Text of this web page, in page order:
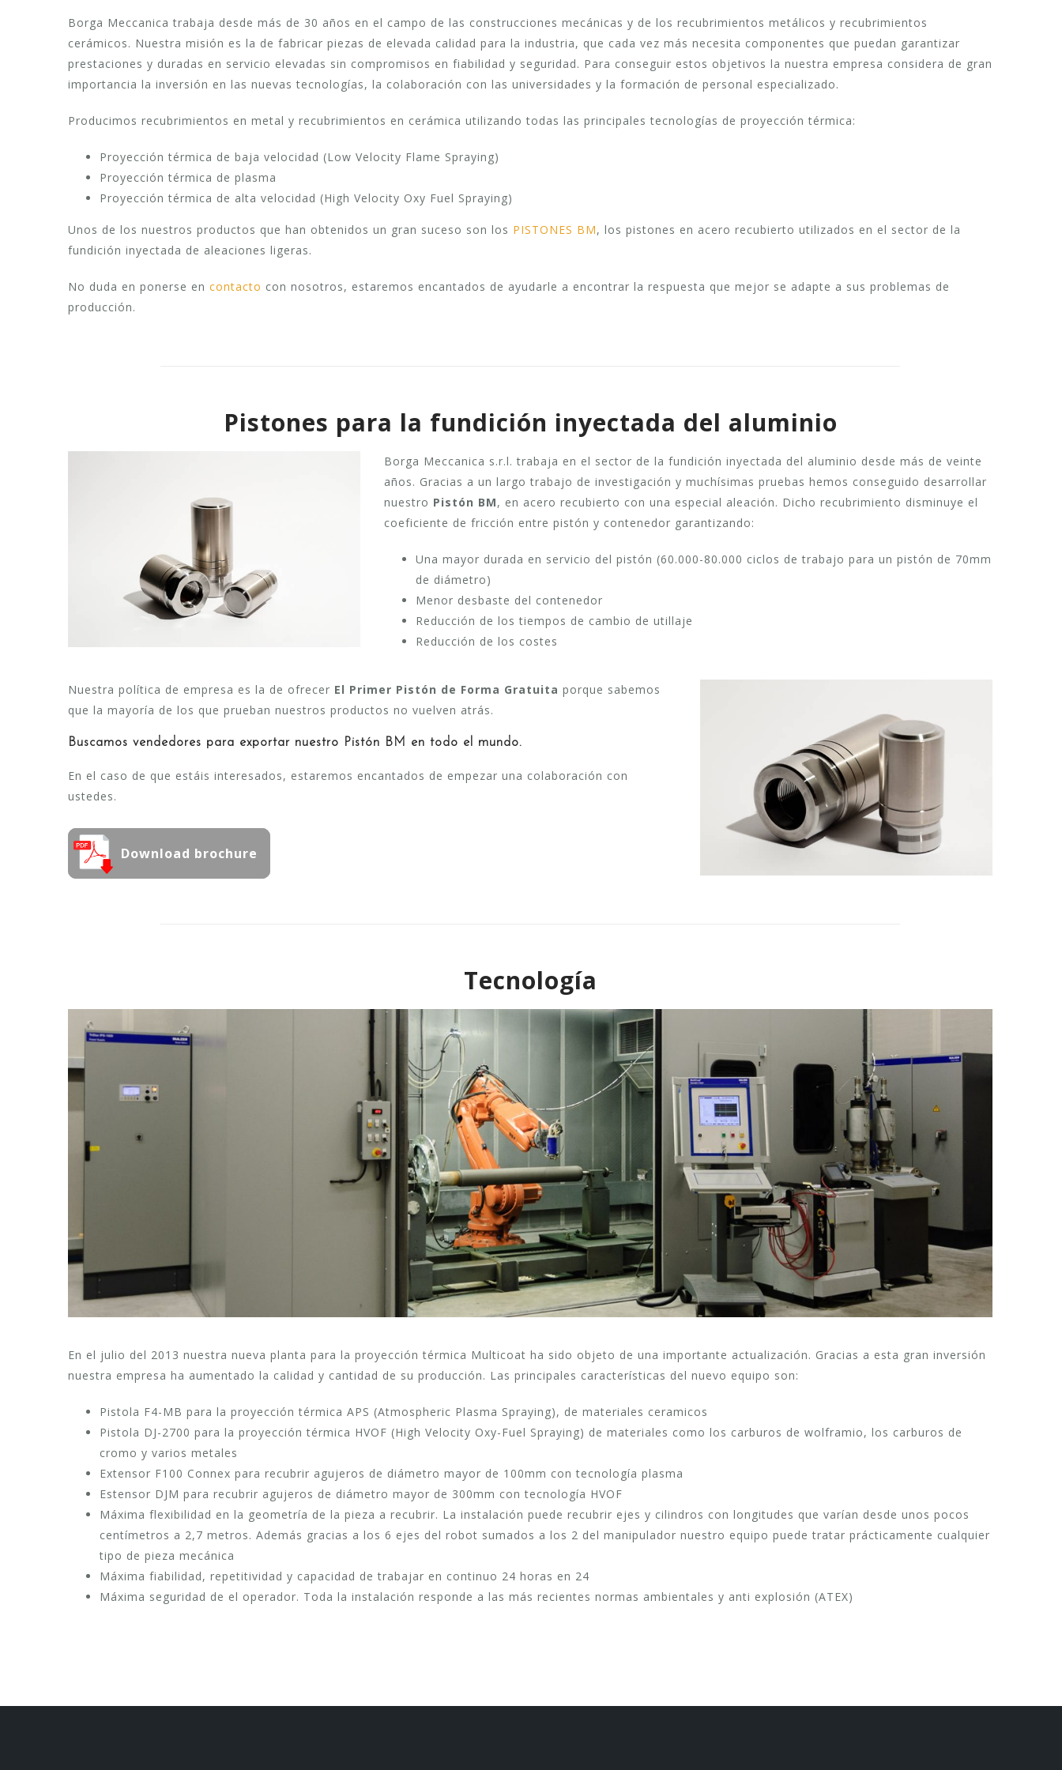
Borga Meccanica trabaja desde más de 30 años en el campo de las construcciones mecánicas y de los recubrimientos metálicos y recubrimientos
cerámicos. Nuestra misión es la de fabricar piezas de elevada calidad para la industria, que cada vez más necesita componentes que puedan garantizar
prestaciones y duradas en servicio elevadas sin compromisos en fiabilidad y seguridad. Para conseguir estos objetivos la nuestra empresa considera de gran
importancia la inversión en las nuevas tecnologías, la colaboración con las universidades y la formación de personal especializado.
Producimos recubrimientos en metal y recubrimientos en cerámica utilizando todas las principales tecnologías de proyección térmica:
Proyección térmica de baja velocidad (Low Velocity Flame Spraying)
Proyección térmica de plasma
Proyección térmica de alta velocidad (High Velocity Oxy Fuel Spraying)
Unos de los nuestros productos que han obtenidos un gran suceso son los PISTONES BM, los pistones en acero recubierto utilizados en el sector de la
fundición inyectada de aleaciones ligeras.
No duda en ponerse en contacto con nosotros, estaremos encantados de ayudarle a encontrar la respuesta que mejor se adapte a sus problemas de
producción.
Pistones para la fundición inyectada del aluminio
Borga Meccanica s.r.l. trabaja en el sector de la fundición inyectada del aluminio desde más de veinte
años. Gracias a un largo trabajo de investigación y muchísimas pruebas hemos conseguido desarrollar
nuestro Pistón BM, en acero recubierto con una especial aleación. Dicho recubrimiento disminuye el
coeficiente de fricción entre pistón y contenedor garantizando:
Una mayor durada en servicio del pistón (60.000-80.000 ciclos de trabajo para un pistón de 70mm
de diámetro)
Menor desbaste del contenedor
Reducción de los tiempos de cambio de utillaje
Reducción de los costes
Nuestra política de empresa es la de ofrecer El Primer Pistón de Forma Gratuita porque sabemos
que la mayoría de los que prueban nuestros productos no vuelven atrás.
Buscamos vendedores para exportar nuestro Pistón BM en todo el mundo.
En el caso de que estáis interesados, estaremos encantados de empezar una colaboración con
ustedes.
Download brochure
Tecnología
En el julio del 2013 nuestra nueva planta para la proyección térmica Multicoat ha sido objeto de una importante actualización. Gracias a esta gran inversión
nuestra empresa ha aumentado la calidad y cantidad de su producción. Las principales características del nuevo equipo son:
Pistola F4-MB para la proyección térmica APS (Atmospheric Plasma Spraying), de materiales ceramicos
Pistola DJ-2700 para la proyección térmica HVOF (High Velocity Oxy-Fuel Spraying) de materiales como los carburos de wolframio, los carburos de
cromo y varios metales
Extensor F100 Connex para recubrir agujeros de diámetro mayor de 100mm con tecnología plasma
Estensor DJM para recubrir agujeros de diámetro mayor de 300mm con tecnología HVOF
Máxima flexibilidad en la geometría de la pieza a recubrir. La instalación puede recubrir ejes y cilindros con longitudes que varían desde unos pocos
centímetros a 2,7 metros. Además gracias a los 6 ejes del robot sumados a los 2 del manipulador nuestro equipo puede tratar prácticamente cualquier
tipo de pieza mecánica
Máxima fiabilidad, repetitividad y capacidad de trabajar en continuo 24 horas en 24
Máxima seguridad de el operador. Toda la instalación responde a las más recientes normas ambientales y anti explosión (ATEX)